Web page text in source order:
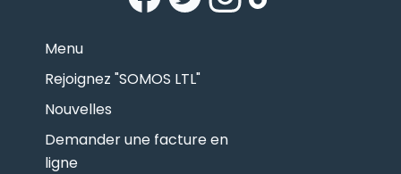
Menu
Rejoignez "SOMOS LTL"
Nouvelles
Demander une facture en
ligne